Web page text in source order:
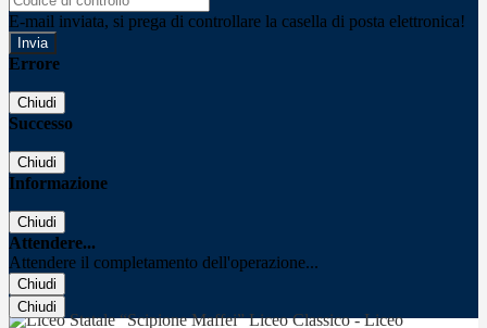
E-mail inviata, si prega di controllare la casella di posta elettronica!
Errore
Chiudi
Successo
Chiudi
Informazione
Chiudi
Attendere...
Attendere il completamento dell'operazione...
Chiudi
Chiudi